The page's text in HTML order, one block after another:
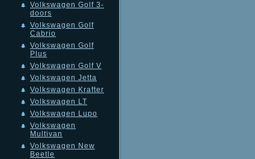
Volkswagen Golf 3-
doors
Volkswagen Golf
Cabrio
Volkswagen Golf
Plus
Volkswagen Golf V
Volkswagen Jetta
Volkswagen Krafter
Volkswagen LT
Volkswagen Lupo
Volkswagen
Multivan
Volkswagen New
Beetle